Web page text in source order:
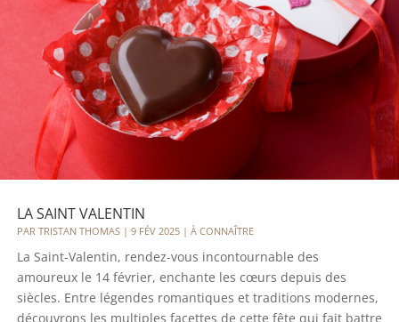
LA SAINT VALENTIN
PAR TRISTAN THOMAS | 9 FÉV 2025 | À CONNAÎTRE
La Saint-Valentin, rendez-vous incontournable des
amoureux le 14 février, enchante les cœurs depuis des
siècles. Entre légendes romantiques et traditions modernes,
découvrons les multiples facettes de cette fête qui fait battre